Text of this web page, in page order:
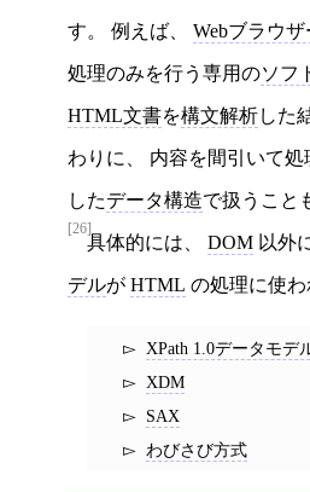
す。 例えば、 Webブラウザ
処理のみを行う専用のソフ
HTML文書を構文解析した
わりに、 内容を間引いて
したデータ構造で扱うこと
[26]
具体的には、 DOM 以外
デルが HTML の処理に使わ
XPath 1.0データモデ
XDM
SAX
わびさび方式